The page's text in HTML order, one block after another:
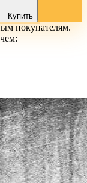
Купить
покупателям.